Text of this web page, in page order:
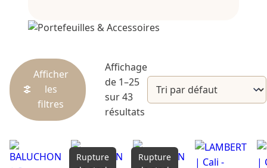
Afficher
les
filtres
Affichage
de 1–25
sur 43
résultats
Catégories
Rupture
Rupture